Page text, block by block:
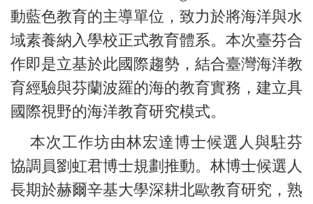
動藍色教育的主導單位，致力於將海洋與水
域素養納入學校正式教育體系。本次臺芬合
作即是立基於此國際趨勢，結合臺灣海洋教
育經驗與芬蘭波羅的海的教育實務，建立具
國際視野的海洋教育研究模式。
本次工作坊由林宏達博士候選人與駐芬
協調員劉虹君博士規劃推動。林博士候選人
長期於赫爾辛基大學深耕北歐教育研究，熟